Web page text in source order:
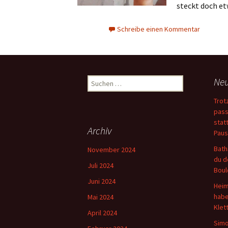
steckt doch
Schreibe einen Kommentar
Suchen
nach:
du
Archiv
November 2024
Juli 2024
Juni 2024
Mai 2024
April 2024